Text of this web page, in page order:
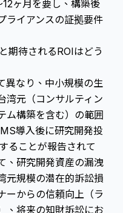
ヶ月を要し、構築後
ライアンスの証拠要件
期待されるROIはどう
異なり、中小規模の生
湾元（コンサルティン
ム構築を含む）の範囲
導入後に研究開発投
ることが報告されて
、研究開発資産の漏洩
元規模の潜在的訴訟損
ーからの信頼向上（ラ
、将来の知財訴訟にお